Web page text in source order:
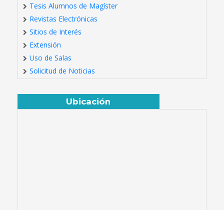
Tesis Alumnos de Magíster
Revistas Electrónicas
Sitios de Interés
Extensión
Uso de Salas
Solicitud de Noticias
Ubicación